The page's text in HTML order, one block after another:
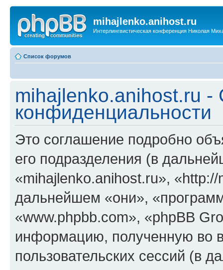
mihajlenko.anihost.ru
Интерлингвистическая конференция Николая
Список форумов
mihajlenko.anihost.ru -
конфиденциальности
Это соглашение подробно
его подразделения (в
«mihajlenko.anihost.ru»,
дальнейшем «они»,
«www.phpbb.com», «phpBB
информацию, полученную во
пользовательских сессий (в